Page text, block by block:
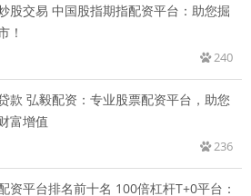
股交易 中国股指期指配资平台：助您掘
！
240
款 弘毅配资：专业股票配资平台，助您
富增值
236
资平台排名前十名 100倍杠杆T+0平台：